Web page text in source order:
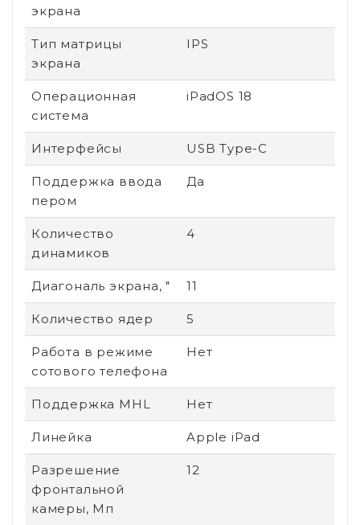
экрана
Тип матрицы
экрана
IPS
Операционная
система
iPadOS 18
Интерфейсы USB Type-C
Поддержка ввода
пером
Да
Количество
динамиков
4
Диагональ экрана, " 11
Количество ядер 5
Работа в режиме
сотового телефона
Нет
Поддержка MHL Нет
Линейка Apple iPad
Разрешение
фронтальной
камеры, Мп
12